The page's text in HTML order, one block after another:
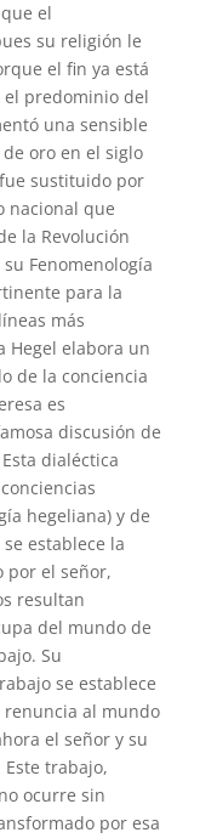
el
su religión le
el fin ya está
predominio del
una sensible
oro en el siglo
sustituido por
nacional que
la Revolución
Fenomenología
para la
más
Hegel elabora un
de la conciencia
es
discusión de
dialéctica
hegeliana) y de
establece la
por el señor,
resultan
del mundo de
Su
se establece
renuncia al mundo
el señor y su
trabajo,
ocurre sin
por esa